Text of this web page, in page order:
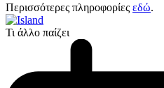
Περισσότερες πληροφορίες εδώ.
Τι άλλο παίζει